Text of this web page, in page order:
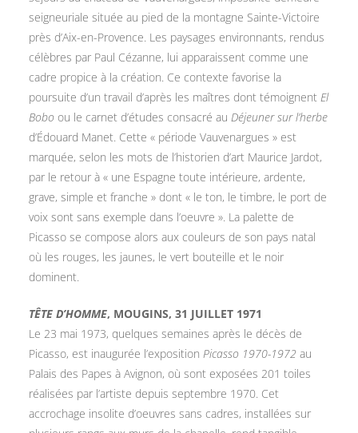
seigneuriale située au pied de la montagne Sainte-Victoire
près d’Aix-en-Provence. Les paysages environnants, rendus
célèbres par Paul Cézanne, lui apparaissent comme une
cadre propice à la création. Ce contexte favorise la
poursuite d’un travail d’après les maîtres dont témoignent El
Bobo ou le carnet d’études consacré au Déjeuner sur l’herbe
d’Édouard Manet. Cette « période Vauvenargues » est
marquée, selon les mots de l’historien d’art Maurice Jardot,
par le retour à « une Espagne toute intérieure, ardente,
grave, simple et franche » dont « le ton, le timbre, le port de
voix sont sans exemple dans l’oeuvre ». La palette de
Picasso se compose alors aux couleurs de son pays natal
où les rouges, les jaunes, le vert bouteille et le noir
dominent.
TÊTE D’HOMME, MOUGINS, 31 JUILLET 1971
Le 23 mai 1973, quelques semaines après le décès de
Picasso, est inaugurée l’exposition Picasso 1970-1972 au
Palais des Papes à Avignon, où sont exposées 201 toiles
réalisées par l’artiste depuis septembre 1970. Cet
accrochage insolite d’oeuvres sans cadres, installées sur